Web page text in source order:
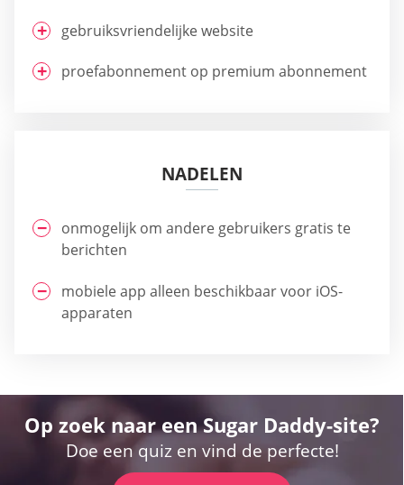
gebruiksvriendelijke website
proefabonnement op premium abonnement
NADELEN
onmogelijk om andere gebruikers gratis te
berichten
mobiele app alleen beschikbaar voor iOS-
apparaten
Op zoek naar een Sugar Daddy-site?
Doe een quiz en vind de perfecte!